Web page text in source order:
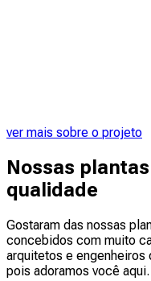
ver mais sobre o projeto
Nossas
qualidade
Gostaram das nossas
concebidos com muito
arquitetos e engenheiros
pois adoramos você aqui.